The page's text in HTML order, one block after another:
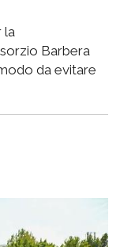
la
Barbera
da evitare